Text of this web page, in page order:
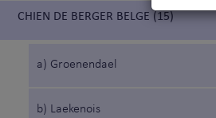
CHIEN DE BERGER BELGE (15)
a) Groenendael
b) Laekenois